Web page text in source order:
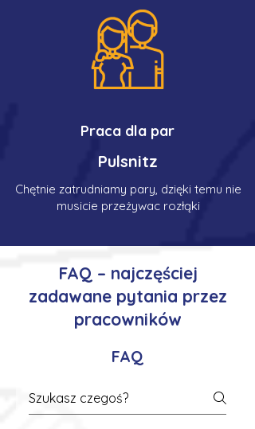
Praca dla par
Pulsnitz
Chętnie zatrudniamy pary, dzięki temu nie
musicie przeżywac rozłąki
FAQ – najczęściej
zadawane pytania przez
pracowników
FAQ